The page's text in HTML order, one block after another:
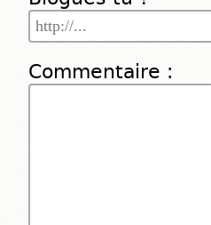
Commentaire :